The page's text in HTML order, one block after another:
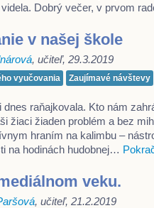
Dobrý večer, v prvom
v našej škole
, učiteľ, 29.3.2019
vyučovania Zaujímavé návštevy
raňajkovala. Kto nám
žiaci žiaden problém a bez
hraním na kalimbu –
na hodinách hudobnej…
veku.
, učiteľ, 21.2.2019